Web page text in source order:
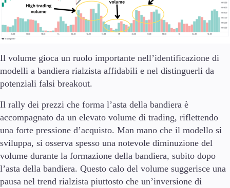
Il volume gioca un ruolo importante nell’identificazione di
modelli a bandiera rialzista affidabili e nel distinguerli da
potenziali falsi breakout.
Il rally dei prezzi che forma l’asta della bandiera è
accompagnato da un elevato volume di trading, riflettendo
una forte pressione d’acquisto. Man mano che il modello si
sviluppa, si osserva spesso una notevole diminuzione del
volume durante la formazione della bandiera, subito dopo
l’asta della bandiera. Questo calo del volume suggerisce una
pausa nel trend rialzista piuttosto che un’inversione di